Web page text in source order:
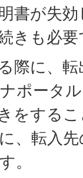
書が失
きも必
際に、
ポータ
をする
、転入
。